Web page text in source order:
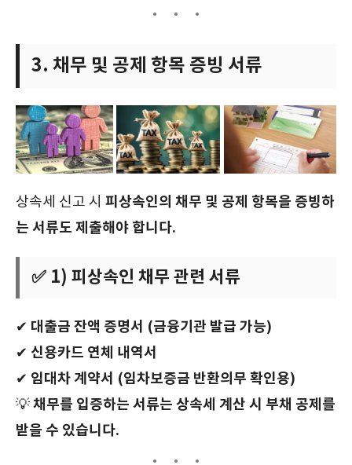
3. 채무 및 공제 항목 증빙 서류
상속세 신고 시 피상속인의 채무 및 공제 항목을 증빙하
는 서류도 제출해야 합니다.
✅ 1) 피상속인 채무 관련 서류
✔ 대출금 잔액 증명서 (금융기관 발급 가능)
✔ 신용카드 연체 내역서
✔ 임대차 계약서 (임차보증금 반환의무 확인용)
💡채무를 입증하는 서류는 상속세 계산 시 부채 공제를
받을 수 있습니다.